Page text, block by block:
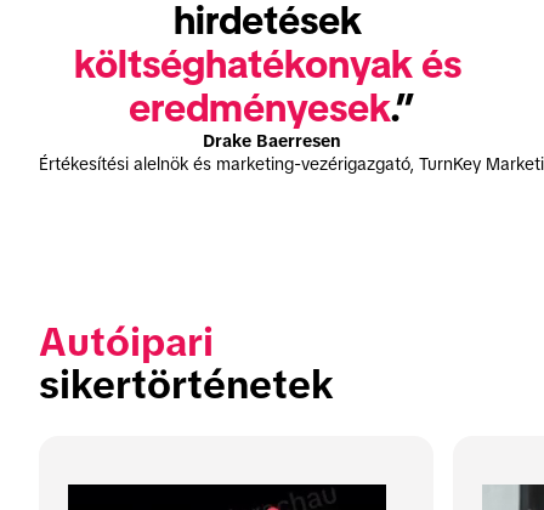
költséghatékonyak és
eredményesek.”
Drake Baerresen
Értékesítési alelnök és marketing-vezérigazgató, TurnKey
Autóipari
sikertörténetek